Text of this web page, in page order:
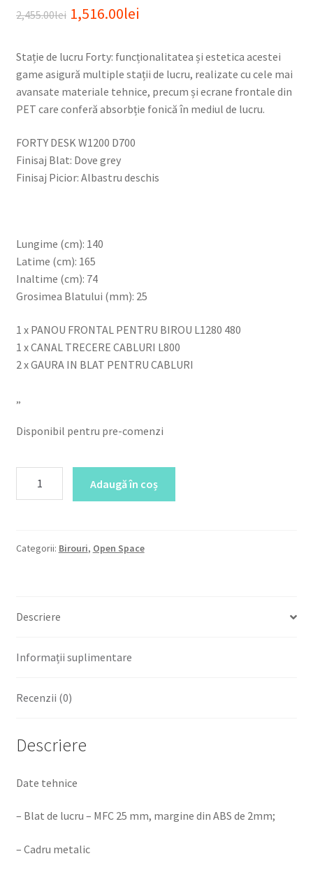
2,455.00lei Prețul
a
fost:
2,455.00lei.
1,516.00lei
este:
1,516.00lei.
Stație de lucru Forty: funcționalitatea și estetica acestei
game asigură multiple stații de lucru, realizate cu cele mai
avansate materiale tehnice, precum și ecrane frontale din
PET care conferă absorbție fonică în mediul de lucru.
FORTY DESK W1200 D700
Finisaj Blat: Dove grey
Finisaj Picior: Albastru deschis
Lungime (cm): 140
Latime (cm): 165
Inaltime (cm): 74
Grosimea Blatului (mm): 25
1 x PANOU FRONTAL PENTRU BIROU L1280 480
1 x CANAL TRECERE CABLURI L800
2 x GAURA IN BLAT PENTRU CABLURI
Disponibil pentru pre-comenzi
Statie
FORTY
Adaugă în coș
Categorii: Birouri, Open Space
Descriere
Informații suplimentare
Recenzii (0)
Descriere
Date tehnice
– Blat de lucru – MFC 25 mm, margine din ABS de 2mm;
– Cadru metalic